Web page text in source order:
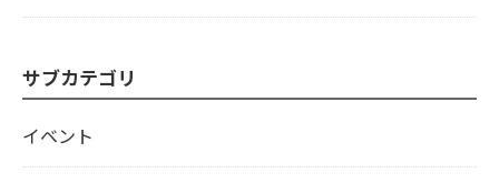
サブカテゴリ
イベント